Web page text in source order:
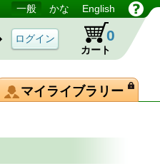
一般 かな English
カート
0
マイライブラリー